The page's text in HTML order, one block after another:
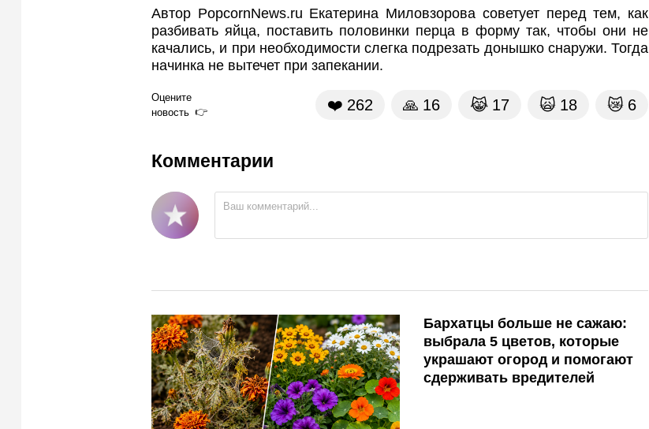
Автор PopcornNews.ru Екатерина Миловзорова советует перед тем, как
разбивать яйца, поставить половинки перца в форму так, чтобы они не
качались, и при необходимости слегка подрезать донышко снаружи. Тогда
начинка не вытечет при запекании.
Оцените
новость
❤️ 262 🙏 16 😹 17 🙀 18 😿 6
Комментарии
Бархатцы больше не сажаю:
выбрала 5 цветов, которые
украшают огород и помогают
сдерживать вредителей